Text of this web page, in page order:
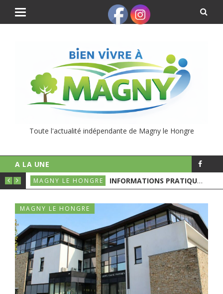
Toute l'actualité indépendante de Magny le Hongre
A LA UNE
MAGNY LE HONGRE INFORMATIONS PRATIQUES POUR LE 1ER TOURS DES ÉLECTIONS MUNICIPALES
MAGNY LE HONGRE